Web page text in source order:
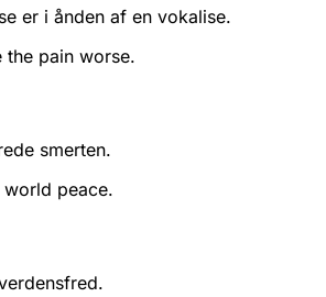
er i ånden af en vokalise.
the pain worse.
smerten.
peace.